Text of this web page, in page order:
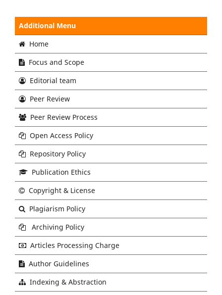
Additional Menu
Home
Focus and Scope
Editorial team
Peer Review
Peer Review Process
Open Access Policy
Repository Policy
Publication Ethics
Copyright & License
Plagiarism Policy
Archiving Policy
Articles Processing Charge
Author Guidelines
Indexing & Abstraction